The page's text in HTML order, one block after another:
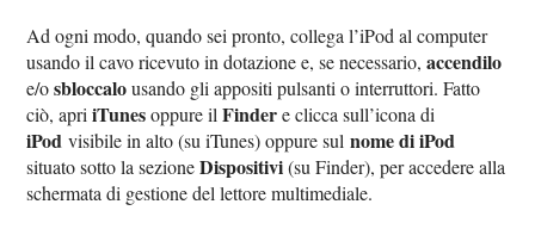
Ad ogni modo, quando sei pronto, collega l’iPod al computer
usando il cavo ricevuto in dotazione e, se necessario,accendilo
e/osbloccalousando gli appositi pulsanti o interruttori. Fatto
ciò, apriiTunesoppure ilFindere clicca sull’icona di
iPodvisibile in alto (su iTunes) oppure sulnome di iPod
situato sotto la sezioneDispositivi(su Finder), per accedere alla
schermata di gestione del lettore multimediale.